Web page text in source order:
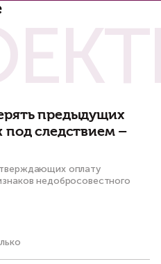
предыдущих
следствием –
оплату
недобросовестного